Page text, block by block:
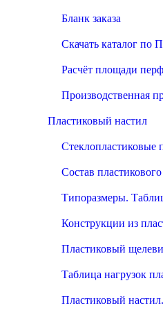
Бланк заказа
Скачать каталог по
Расчёт площади
Производственная
Пластиковый настил
Стеклопластиковые
Состав
Типоразмеры.
Конструкции из
Пластиковый
Таблица нагрузок
Пластиковый